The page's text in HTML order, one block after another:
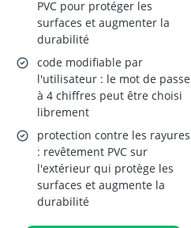
PVC pour protéger les
surfaces et augmenter la
durabilité
code modifiable par
l'utilisateur : le mot de passe
à 4 chiffres peut être choisi
librement
protection contre les rayures
: revêtement PVC sur
l'extérieur qui protège les
surfaces et augmente la
durabilité